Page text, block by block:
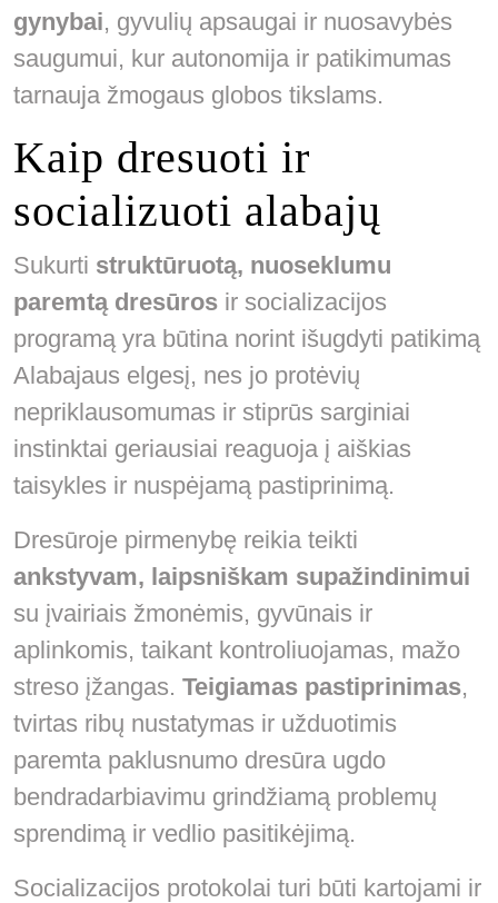
gynybai, gyvulių apsaugai ir nuosavybės
saugumui, kur autonomija ir patikimumas
tarnauja žmogaus globos tikslams.
Kaip dresuoti ir
socializuoti alabajų
Sukurti struktūruotą, nuoseklumu
paremtą dresūros ir socializacijos
programą yra būtina norint išugdyti patikimą
Alabajaus elgesį, nes jo protėvių
nepriklausomumas ir stiprūs sarginiai
instinktai geriausiai reaguoja į aiškias
taisykles ir nuspėjamą pastiprinimą.
Dresūroje pirmenybę reikia teikti
ankstyvam, laipsniškam supažindinimui
su įvairiais žmonėmis, gyvūnais ir
aplinkomis, taikant kontroliuojamas, mažo
streso įžangas. Teigiamas pastiprinimas,
tvirtas ribų nustatymas ir užduotimis
paremta paklusnumo dresūra ugdo
bendradarbiavimu grindžiamą problemų
sprendimą ir vedlio pasitikėjimą.
Socializacijos protokolai turi būti kartojami ir